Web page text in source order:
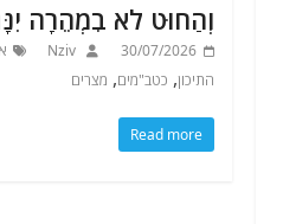
וְהַחוּט לֹא בִמְהֵרָה
30/07/2026
Nziv
התיכון, כטב"מים, מצרים
Read more